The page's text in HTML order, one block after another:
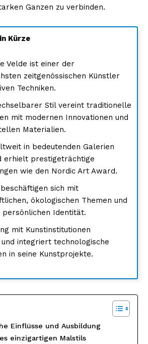
Ganzen zu verbinden.
Kürze
Velde ist einer der
zeitgenössischen Künstler
Techniken.
Stil vereint traditionelle
mit modernen Innovationen und
Materialien.
in bedeutenden Galerien
erhielt prestigeträchtige
wie den Nordic Art Award.
sich mit
ökologischen Themen und
persönlichen Identität.
mit Kunstinstitutionen
und integriert technologische
in seine Kunstprojekte.
Einflüsse und Ausbildung
einzigartigen Malstils